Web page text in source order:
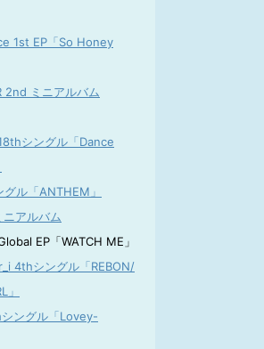
1st EP「So Honey
2nd ミニアルバム
シングル「Dance
ル「ANTHEM」
アルバム
EP「WATCH ME」
4thシングル「REBON/
」
ングル「Lovey-